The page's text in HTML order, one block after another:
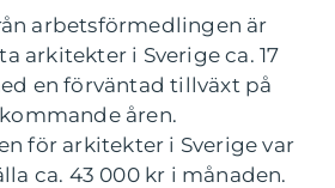
arbetsförmedlingen är
arkitekter i Sverige ca. 17
en förväntad tillväxt på
åren.
för arkitekter i Sverige var
ca. 43 000 kr i månaden.